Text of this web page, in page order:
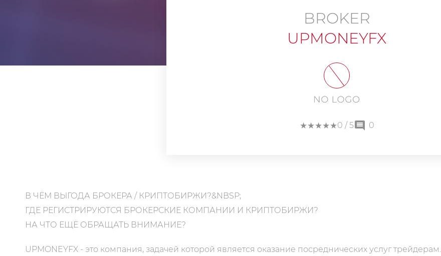
BROKER
UPMONEYFX
★★
★★
★★
★★
★★
0 / 5 0
В ЧЁМ ВЫГОДА БРОКЕРА / КРИПТОБИРЖИ?&NBSP;
ГДЕ РЕГИСТРИРУЮТСЯ БРОКЕРСКИЕ КОМПАНИИ И КРИПТОБИРЖИ?
НА ЧТО ЕЩЁ ОБРАЩАТЬ ВНИМАНИЕ?
UPMONEYFX - это компания, задачей которой является оказание посреднических услуг трейдерам.